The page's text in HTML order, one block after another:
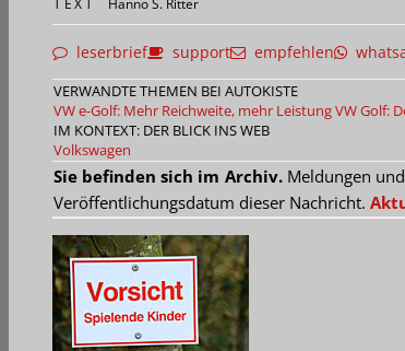
TEXT Hanno S. Ritter
leserbrief support empfehlen
VERWANDTE THEMEN BEI AUTOKISTE
VW e-Golf: Mehr Reichweite, mehr LeistungVW Golf:
IM KONTEXT: DER BLICK INS WEB
Volkswagen
Sie befinden sich im Archiv.Meldungen
Veröffentlichungsdatum dieser Nachricht.